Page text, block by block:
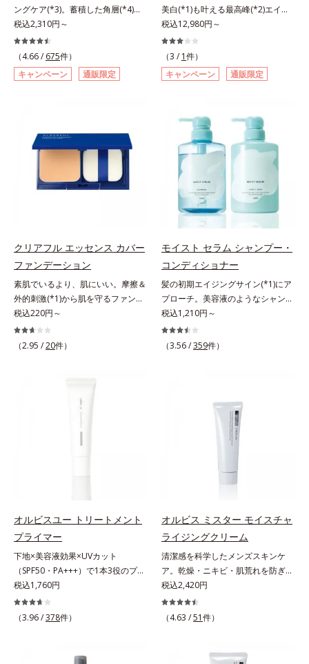
で、手軽においしくたんぱく質を摂
れます。*1 1杯分（約27g）当り。
コラーゲン含む。*2 ビタミンB1、
B2、B6、B12、ナイアシン、パン
トテン酸各商品の詳しい情報は商品
ページをご覧ください。・BEAUTY
ラ肌が長時間続きます。パウダータ
イプながら、SPF50+・PA++++。パ
ウダーならではの軽いつけごこち
で、日焼け止めが苦手な方にもおす
すめです。水や汗に強いスーパーウ
ォータープルーフ(*4)だから、レジ
合＝セミマット肌を叶える球状と板
状の粉体*2 シリカ6種類、セルロー
ス*3 シリカ配合＝皮脂を吸着する
粉体*4 化粧持ち性能
ングケア(*3)。蓄積した角層(*4)を
絡めとりくすみ(*5)を晴らす高密着
マイルドピーリング(*6)洗顔料。ハ
リも透明感(*7)も結果主義。年齢サ
イン(*8)の因子に着目した肌科学エ
イジングケア(*3)シリーズ。オルビ
原因に着目。加齢とともに現れる年
齢サインについて研究を進めたとこ
ろ、弾力感のない状態である「ハリ
のなさ」や、くすみ(*5)などが現れ
美容成分(*9)として「G.D.F.アクテ
ィベーター(*10)」を配合。そし
て、従来から配合している美白(*1)
有効成分「トラネキサム酸」を配合
しました。さらに、シリーズ共通の
美容成分「GLルートブースター
(*11)」を配合することで、肌のふ
アが叶うシリーズに。3ステップで
上向き(*12)のハリと透明感を。効
果的なシナジー設計で、あなたのエ
イジングケアを応援します。*1 メ
ラニンの生成を抑え、シミ・ソバカ
と*4 剥がれずに肌に蓄積した古い
角層*5 乾燥による*6 洗浄によ
る物理的効果*7 うるおいによる
*8 乾燥、ハリ・ツヤのなさ*9
保湿成分*10 ロニセラカエルレア
果汁、ノバラエキス配合＝うるおい
を与えハリと透明感に満ちた肌へ導
く保湿成分*11 メマツヨイグサ抽
出液、スイカズラエキス配合＝角層
税込2,310円～
（4.66 / 675件）
キャンペーン
通販限定
美白(*1)も叶える最高峰(*2)エイジ
ングケア(*3)。ハリも透明感(*4)も
結果主義。年齢サイン(*5)の因子に
着目した肌科学エイジングケア(*3)
シリーズ。オルビスユー ドットシ
リーズは、年齢による肌悩み一つ一
とともに現れる年齢サイン(*5)につ
いて研究を進めたところ、弾力感の
ない状態である「ハリのなさ」や、
くすみ(*6)などが現れている状態で
ある「透明感のなさ」が現れること
で大人の肌印象に大きな影響を与え
ていることが分かりました。そこで
オルビスユー ドットシリーズは美
容成分(*7)として「G.D.F.アクティ
ベーター(*8)」を配合。そして、従
来から配合している美白有効成分
「トラネキサム酸」を配合しまし
た。さらに、シリーズ共通の美容成
分(*7)「GLルートブースター(*9)」
を配合することで、肌のふっくら感
や透明感を叶えます。美白ケアしな
シナジー設計で、あなたのエイジン
グケアを応援します。*1 メラニン
の生成を抑え、シミ・ソバカスを防
ぐ（ウォッシュ除く）*2 オルビス
内スキンケアシリーズの保湿力*3
年齢に応じたお手入れのこと*4 う
るおいによる*5 乾燥、ハリ・ツヤ
ロニセラカエルレア果汁、ノバラエ
キス配合＝うるおいを与えハリと透
明感に満ちた肌へ導く保湿成分*9
メマツヨイグサ抽出液、スイカズラ
エキス配合＝角層のすみずみまで水
分・油分を保ち、ハリ・ツヤを与え
る保湿成分*10 気持ちのこと各商品
の詳しい情報は商品ページをご覧く
税込12,980円～
（3 / 1件）
キャンペーン
通販限定
クリアフル エッセンス カバー
ファンデーション
素肌でいるより、肌にいい。摩擦＆
外的刺激(*1)から肌を守るファンデ
ーション。肌荒れやニキビがある
と、ファンデーションを塗っていい
か悩むもの。とはいえ、素肌のまま
れしやすい、ニキビができやすい人
こそ、肌負担が少ない低刺激設計の
ファンデーションで守るのがベス
ト。「クリアフル エッセンス カバ
ー ファンデーション」は紫外線吸
ことを考えた設計。さらに美容成分
に包まれた水分保持力の高い粉体や
和漢植物由来成分をはじめとした、
肌をいたわる保湿成分をたっぷり配
合しました。肌にやさしいだけでな
く、毛穴や凸凹、赤みをカバーし
て、自然な陶器肌を叶えます。*1
乾燥など*2 すべての人に皮膚刺激
がおきないというわけではありませ
税込220円～
（2.95 /20件）
モイスト セラム シャンプー・
コンディショナー
髪の初期エイジングサイン(*1)にア
プローチ。美容液のようなシャンプ
ー＆コンディショナーで触れていた
くなるうるツヤ髪へ。「髪のうねり
が気になる」「乾燥してパサつく」
トセラムシリーズ。まるでスキンケ
アアイテムのように美容液成分(*2)
を6つも配合。保水してうるおいを
逃さない成分と、深く浸透してうる
おいで満たす成分で、髪も地肌も贅
沢にケアします。さらにうるおいを
行き渡らせる浸透力と、うるおいを
用。髪のうねりを抑え、スタイリン
グのしやすい、ずっと触れていたく
なるうるツヤ髪へと導きます。ヒノ
キ、ラベンダー、ゼラニウムによる
リフレッシュアロマの香りで、バス
ルームがここちよいリラックス空間
に。*1 うねり、パサつき*2 保湿成
分
税込1,210円～
（3.56 /359件）
オルビスユー トリートメント
プライマー
下地×美容液効果×UVカット
（SPF50・PA+++）で1本3役のプラ
イマー。凹凸をつるんとなめらかに
(*1)整え、化粧ノリUPの高機能化粧
下地。“塗るたび高まる、素肌の美
る小ジワをカバーしてハリ肌に整え
税込1,760円
（3.96 /378件）
オルビス ミスター モイスチャ
ライジングクリーム
清潔感を科学したメンズスキンケ
ア。乾燥・ニキビ・肌荒れを防ぎハ
リ・ツヤのある、好印象な清潔透明
肌(*1)へ。オルビスミスターは、男
性の清潔感、爽やかさ、若々しさの
であること(*2)を業界で初めて発見
税込2,420円
（4.63 /51件）